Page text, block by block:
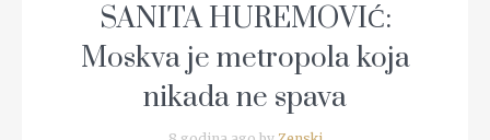
SANITA HUREMOVIĆ:
Moskva je metropola koja
nikada ne spava